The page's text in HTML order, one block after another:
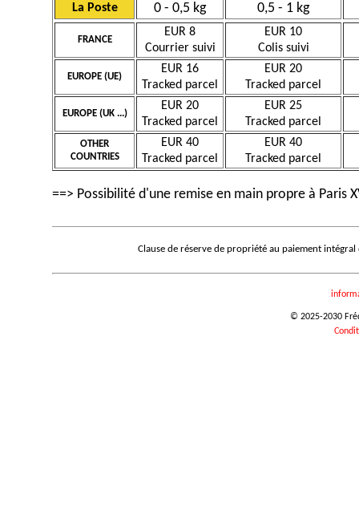
La Poste 0 - 0,5 kg 0,5 - 1 kg
FRANCE
EUR 8
Courrier suivi
EUR 10
Colis suivi
EUROPE (UE)
EUR 16
Tracked parcel
EUR 20
Tracked parcel
EUROPE (UK ...)
EUR 20
Tracked parcel
EUR 25
Tracked parcel
OTHER
COUNTRIES
EUR 40
Tracked parcel
EUR 40
Tracked parcel
==> Possibilité d'une remise en main propre à Paris
Clause de réserve de propriété au paiement
© 2025-2030